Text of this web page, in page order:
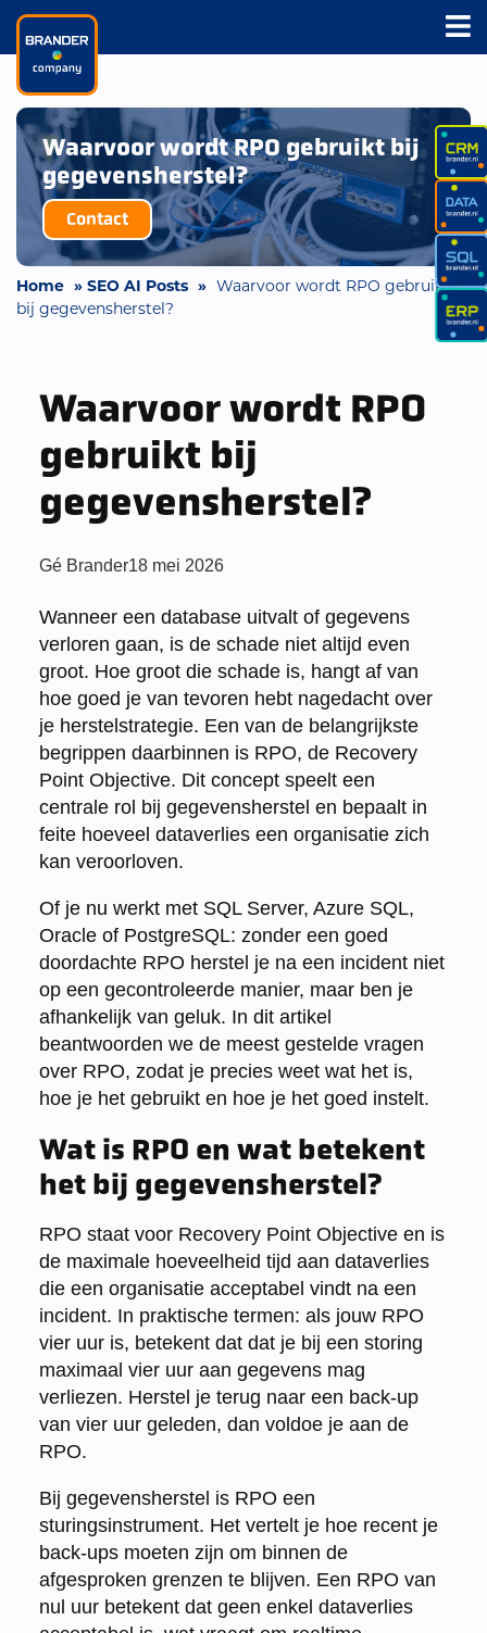
Waarvoor wordt RPO gebruikt bij
gegevensherstel?
Contact
Home » SEO AI Posts » Waarvoor wordt RPO gebruikt
bij gegevensherstel?
Waarvoor wordt RPO
gebruikt bij
gegevensherstel?
Posted
Gé Brander18 mei 2026
Wanneer een database uitvalt of gegevens
verloren gaan, is de schade niet altijd even
groot. Hoe groot die schade is, hangt af van
hoe goed je van tevoren hebt nagedacht over
je herstelstrategie. Een van de belangrijkste
begrippen daarbinnen is RPO, de Recovery
Point Objective. Dit concept speelt een
centrale rol bij gegevensherstel en bepaalt in
feite hoeveel dataverlies een organisatie zich
kan veroorloven.
Of je nu werkt met SQL Server, Azure SQL,
Oracle of PostgreSQL: zonder een goed
doordachte RPO herstel je na een incident niet
op een gecontroleerde manier, maar ben je
afhankelijk van geluk. In dit artikel
beantwoorden we de meest gestelde vragen
over RPO, zodat je precies weet wat het is,
hoe je het gebruikt en hoe je het goed instelt.
Wat is RPO en wat betekent
het bij gegevensherstel?
RPO staat voor Recovery Point Objective en is
de maximale hoeveelheid tijd aan dataverlies
die een organisatie acceptabel vindt na een
incident. In praktische termen: als jouw RPO
vier uur is, betekent dat dat je bij een storing
maximaal vier uur aan gegevens mag
verliezen. Herstel je terug naar een back-up
van vier uur geleden, dan voldoe je aan de
RPO.
Bij gegevensherstel is RPO een
sturingsinstrument. Het vertelt je hoe recent je
back-ups moeten zijn om binnen de
afgesproken grenzen te blijven. Een RPO van
nul uur betekent dat geen enkel dataverlies